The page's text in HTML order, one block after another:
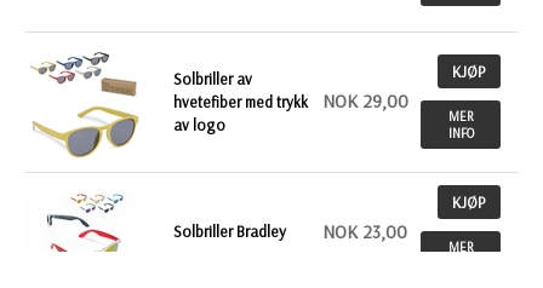
Solbriller av
hvetefiber med trykk
av logo
NOK 29,00
KJØP
MER
INFO
Solbriller Bradley NOK 23,00
KJØP
MER